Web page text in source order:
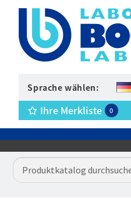
Sprache wählen:
Ihre Merkliste 0